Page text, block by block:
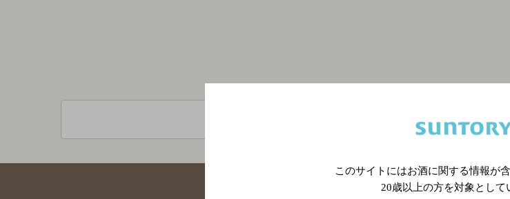
関連ページ
このサイトにはお酒に関する情報が
20歳以上の方を対象として